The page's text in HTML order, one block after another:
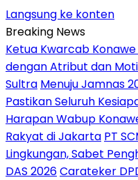
Langsung ke konten
Breaking News
Ketua Kwarcab
dengan Atribut dan
Sultra Menuju Jamnas
Pastikan Seluruh
Harapan Wabup
Rakyat di Jakarta PT
Lingkungan, Sabet
DAS 2026Carateker